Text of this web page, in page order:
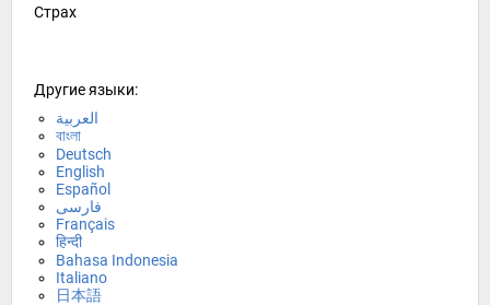
Страх
Другие языки:
العربية
বাংলা
Deutsch
English
Español
فارسی
Français
हिन्दी
Bahasa Indonesia
Italiano
日本語